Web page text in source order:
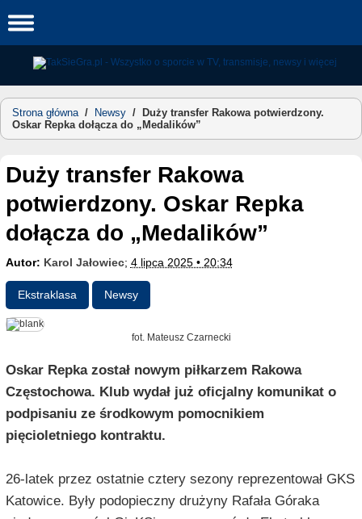
to
Strona główna/ Newsy /
Duży transfer Rakowa potwierdzony.
Oskar Repka dołącza do „Medalików”
Duży transfer Rakowa
potwierdzony. Oskar Repka
dołącza do „Medalików”
Autor: Karol Jałowiec; 4 lipca 2025 • 20:34
Ekstraklasa Newsy
fot. Mateusz Czarnecki
Oskar Repka został nowym piłkarzem Rakowa
Częstochowa. Klub wydał już oficjalny komunikat o
podpisaniu ze środkowym pomocnikiem
pięcioletniego kontraktu.
26-latek przez ostatnie cztery sezony reprezentował GKS
Katowice. Były podopieczny drużyny Rafała Góraka